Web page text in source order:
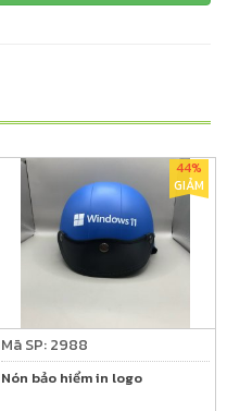
44%
GIẢM
Mã SP: 2988
Nón bảo hiểm in logo